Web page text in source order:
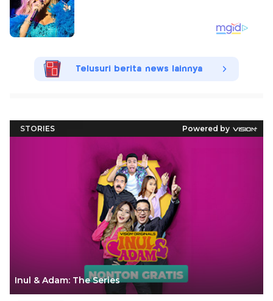
Telusuri berita news lainnya